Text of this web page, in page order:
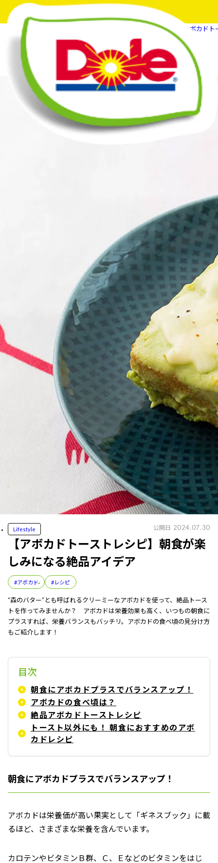
フルーツスマイルマガジン 【アボカド
Lifestyle 公開日 2024.07.30
【アボカドトーストレシピ】朝食が楽
しみになる絶品アイデア
#アボカド #レシピ
“森のバター”とも呼ばれるクリーミーなアボカドを使って、絶品トース
トを作ってみませんか？ アボカドは栄養効果も高く、いつもの朝食に
プラスすれば、栄養バランスもバッチリ。アボカドの食べ頃の見分け方
もご紹介します！
目次
朝食にアボカドプラスでバランスアップ！
アボカドの食べ頃は？
絶品アボカドトーストレシピ
トースト以外にも！ 朝食におすすめのアボ
カドレシピ
朝食にアボカドプラスでバランスアップ！
アボカドは栄養価が高い果実として「ギネスブック」に載
るほど、さまざまな栄養を含んでいます。
カロテンやビタミンＢ群、Ｃ、Ｅなどのビタミンをはじ